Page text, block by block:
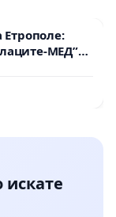
МЕД”
всички